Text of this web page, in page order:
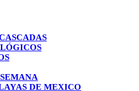
DE MEXICO